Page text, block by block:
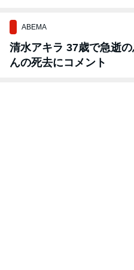
ABEMA
清水アキラ 37歳で急逝
んの死去にコメント